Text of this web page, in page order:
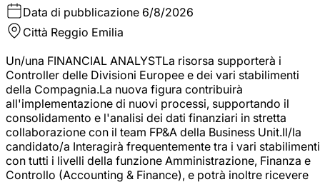
Data di pubblicazione 6/8/2026
Città Reggio Emilia
Un/una FINANCIAL ANALYSTLa risorsa supporterà i
Controller delle Divisioni Europee e dei vari stabilimenti
della Compagnia.La nuova figura contribuirà
all'implementazione di nuovi processi, supportando il
consolidamento e l'analisi dei dati finanziari in stretta
collaborazione con il team FP&A della Business Unit.Il/la
candidato/a Interagirà frequentemente tra i vari stabilimenti
con tutti i livelli della funzione Amministrazione, Finanza e
Controllo (Accounting & Finance), e potrà inoltre ricevere